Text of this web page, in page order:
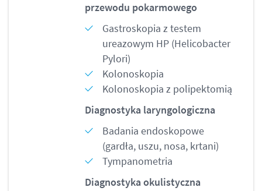
przewodu pokarmowego
Gastroskopia z testem
ureazowym HP (Helicobacter
Pylori)
Kolonoskopia
Kolonoskopia z polipektomią
Diagnostyka laryngologiczna
Badania endoskopowe
(gardła, uszu, nosa, krtani)
Tympanometria
Diagnostyka okulistyczna